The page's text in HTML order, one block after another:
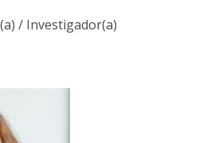
/ Investigador(a)